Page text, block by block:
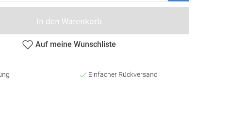
In den Warenkorb
Auf meine Wunschliste
Einfacher Rückversand